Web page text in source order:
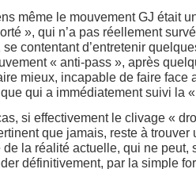
même le mouvement GJ était
», qui n’a pas réellement
se contentant d’entretenir
« anti-pass », après
mieux, incapable de faire face
qui a immédiatement suivi la
si effectivement le clivage «
que jamais, reste à trouver
de la réalité actuelle, qui ne peut,
définitivement, par la simple